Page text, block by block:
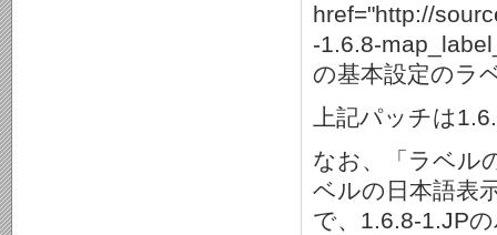
href="http://
-1.6.8-
の基本設定のラ
上記パッチは
なお、「ラベル
ベルの日本語表
で、1.6.8-1.JP